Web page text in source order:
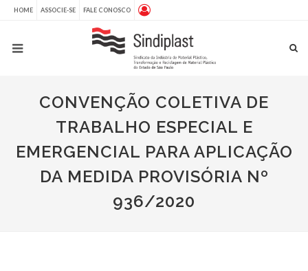
HOME ASSOCIE-SE FALE CONOSCO
CONVENÇÃO COLETIVA DE
TRABALHO ESPECIAL E
EMERGENCIAL PARA APLICAÇÃO
DA MEDIDA PROVISÓRIA Nº
936/2020